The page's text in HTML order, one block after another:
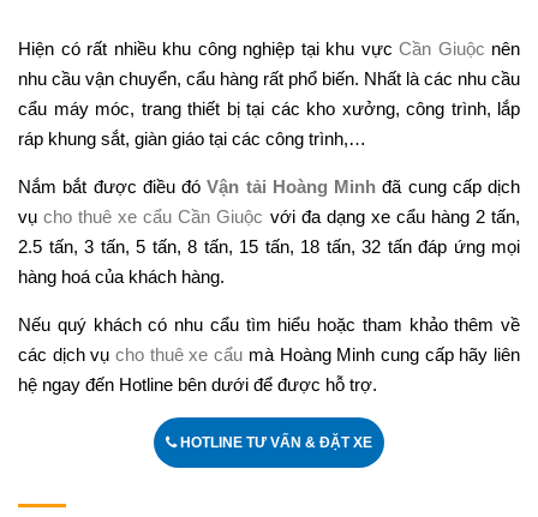
Hiện có rất nhiều khu công nghiệp tại khu vực Cần Giuộc nên
nhu cầu vận chuyển, cẩu hàng rất phổ biến. Nhất là các nhu cầu
cẩu máy móc, trang thiết bị tại các kho xưởng, công trình, lắp
ráp khung sắt, giàn giáo tại các công trình,…
Nắm bắt được điều đóVận tải Hoàng Minh đã cung cấp dịch
vụcho thuê xe cẩu Cần Giuộc với đa dạng xe cẩu hàng 2 tấn,
2.5 tấn, 3 tấn, 5 tấn, 8 tấn, 15 tấn, 18 tấn, 32 tấn đáp ứng mọi
hàng hoá của khách hàng.
Nếu quý khách có nhu cẩu tìm hiểu hoặc tham khảo thêm về
các dịch vụcho thuê xe cẩu mà Hoàng Minh cung cấp hãy liên
hệ ngay đến Hotline bên dưới để được hỗ trợ.
HOTLINE TƯ VẤN & ĐẶT XE